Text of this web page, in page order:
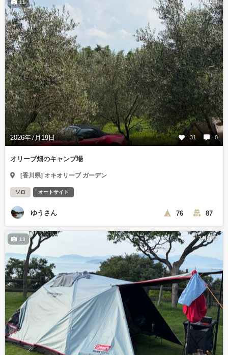
2026年7月19日 31 0
11
オリーブ畑のキャンプ場
[香川県] オキオリーブ ガーデン
ソロ オートサイト
ゆうさん 76 87
7月20日
13